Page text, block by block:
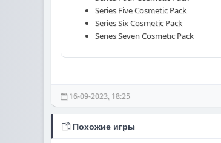
Series Five Cosmetic Pack
Series Six Cosmetic Pack
Series Seven Cosmetic Pack
16-09-2023, 18:25
Похожие игры